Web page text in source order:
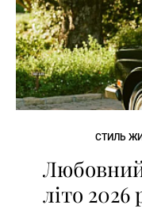
СТИЛЬ
літо 2026